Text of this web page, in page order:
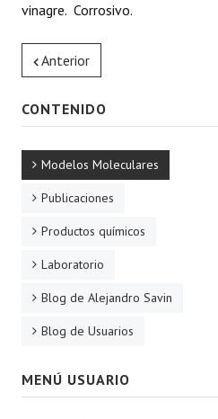
vinagre. Corrosivo.
Anterior
CONTENIDO
Modelos Moleculares
Publicaciones
Productos químicos
Laboratorio
Blog de Alejandro Savin
Blog de Usuarios
MENÚ USUARIO